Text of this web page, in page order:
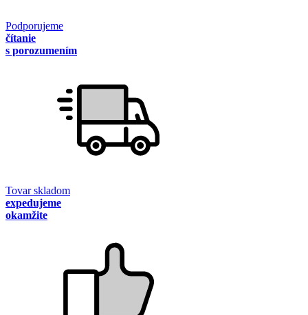
Podporujeme
čítanie
s porozumením
Tovar skladom
expedujeme
okamžite